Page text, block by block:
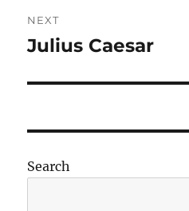
NEXT
Next
Julius Caesar
Search